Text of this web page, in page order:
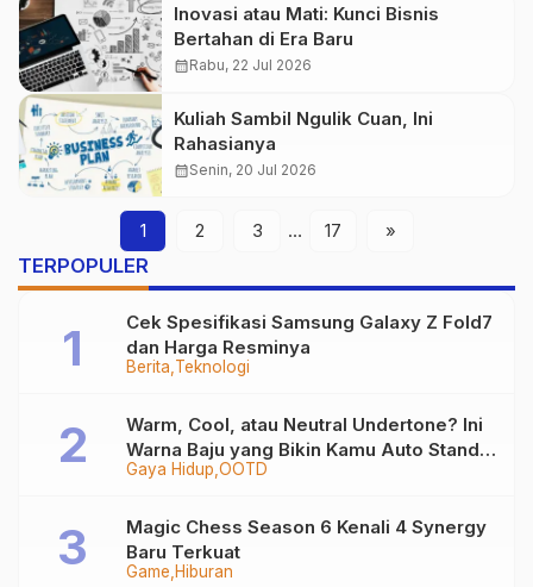
Inovasi atau Mati: Kunci Bisnis
Bertahan di Era Baru
calendar_monthRabu, 22 Jul 2026
Kuliah Sambil Ngulik Cuan, Ini
Rahasianya
calendar_monthSenin, 20 Jul 2026
1 2 3 … 17 »
TERPOPULER
Berita Teknologi
Cek Spesifikasi Samsung Galaxy Z Fold7
dan Harga Resminya
Gaya Hidup OOTD
Warm, Cool, atau Neutral Undertone? Ini
Warna Baju yang Bikin Kamu Auto Stand
Out
Game Hiburan
Magic Chess Season 6 Kenali 4 Synergy
Baru Terkuat